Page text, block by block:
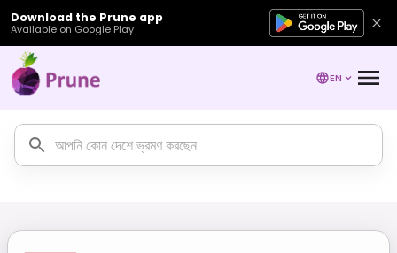
Download the Prune app
Available on Google Play
EN